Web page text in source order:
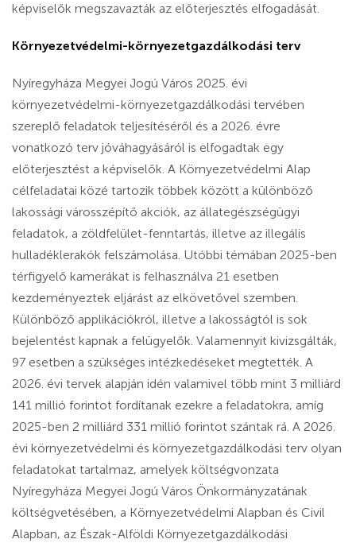
képviselők megszavazták az előterjesztés elfogadását.
Környezetvédelmi-környezetgazdálkodási terv
Nyíregyháza Megyei Jogú Város 2025. évi
környezetvédelmi-környezetgazdálkodási tervében
szereplő feladatok teljesítéséről és a 2026. évre
vonatkozó terv jóváhagyásáról is elfogadtak egy
előterjesztést a képviselők. A Környezetvédelmi Alap
célfeladatai közé tartozik többek között a különböző
lakossági városszépítő akciók, az állategészségügyi
feladatok, a zöldfelület-fenntartás, illetve az illegális
hulladéklerakók felszámolása. Utóbbi témában 2025-ben
térfigyelő kamerákat is felhasználva 21 esetben
kezdeményeztek eljárást az elkövetővel szemben.
Különböző applikációkról, illetve a lakosságtól is sok
bejelentést kapnak a felügyelők. Valamennyit kivizsgálták,
97 esetben a szükséges intézkedéseket megtették. A
2026. évi tervek alapján idén valamivel több mint 3 milliárd
141 millió forintot fordítanak ezekre a feladatokra, amíg
2025-ben 2 milliárd 331 millió forintot szántak rá. A 2026.
évi környezetvédelmi és környezetgazdálkodási terv olyan
feladatokat tartalmaz, amelyek költségvonzata
Nyíregyháza Megyei Jogú Város Önkormányzatának
költségvetésében, a Környezetvédelmi Alapban és Civil
Alapban, az Észak-Alföldi Környezetgazdálkodási